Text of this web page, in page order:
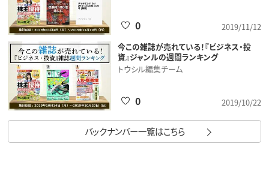
2019/11/12
0
今この雑誌が売れている！『ビジネス・投
資』ジャンルの週間ランキング
トウシル編集チーム
2019/10/22
0
バックナンバー一覧はこちら